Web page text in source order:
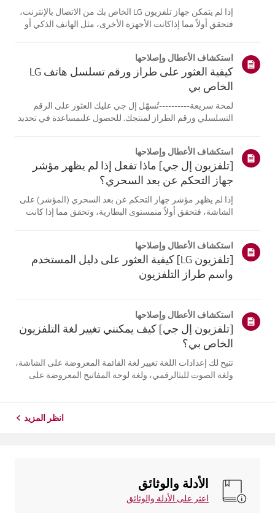
إذا لم يتمكن جهاز تلفزيون LG الخاص بك من الاتصال بالإنترنت،
فتحقق أولاً مما إذاكانت الأجهزة الأخرى، مثل الهاتف الذكي أو
تكمن في جها...
استكشاف الأعطال وإصلاحها
كيفية العثور على طراز ورقم تسلسل هاتف LG
الخاص بي
لمحة سريعة----------تُسهّل إل جي عليك العثور على الرقم
التسلسلي ورقم الطراز لمنتجك. للحصول علىمساعدة في تحديد
تختلف الصور أو ا...
استكشاف الأعطال وإصلاحها
[تلفزيون إل جي] ماذا تفعل إذا لم يظهر مؤشر
جهاز التحكم عن بعد السحري؟
إذا لم يظهر مؤشر جهاز التحكم عن بعد السحري (المؤشر) على
الشاشة، فتحقق أولاً منمستوى البطارية، وتحقق مما إذا كانت
التلفزيون. أعد تسج...
استكشاف الأعطال وإصلاحها
[تلفزيون LG] كيفية العثور على دليل المستخدم
واسم طراز التلفزيون
استكشاف الأعطال وإصلاحها
[تلفزيون إل جي] كيف يمكنني تغيير لغة التلفزيون
الخاص بي؟
تتيح لك إعدادات اللغة تغيير لغة القائمة المعروضة على الشاشة،
ولغة الصوت للبثالرقمي، ولغة لوحة المفاتيح المعروضة على
انظر المزيد
الأدلة والوثائق
اعثر على الأدلة والوثائق